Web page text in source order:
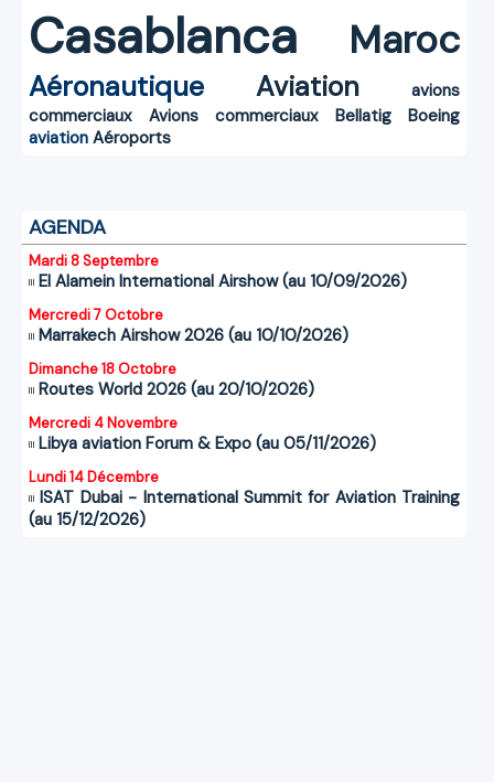
Casablanca Maroc
Aéronautique Aviation
avions
commerciaux
Avions commerciaux Bellatig
Boeing
aviation Aéroports
AGENDA
Mardi 8 Septembre
El Alamein International Airshow (au 10/09/2026)
Mercredi 7 Octobre
Marrakech Airshow 2026 (au 10/10/2026)
Dimanche 18 Octobre
Routes World 2026 (au 20/10/2026)
Mercredi 4 Novembre
Libya aviation Forum & Expo (au 05/11/2026)
Lundi 14 Décembre
ISAT Dubai - International Summit for Aviation Training
(au 15/12/2026)